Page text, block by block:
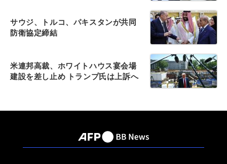
サウジ、トルコ、パキスタンが共同
防衛協定締結
米連邦高裁、ホワイトハウス宴会場
建設を差し止め トランプ氏は上訴へ